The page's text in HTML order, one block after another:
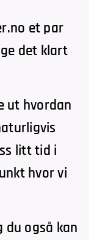
et par
det klart
ut hvordan
litt tid i
hvor vi
du også kan